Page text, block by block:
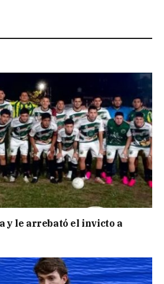
y le arrebató el invicto a